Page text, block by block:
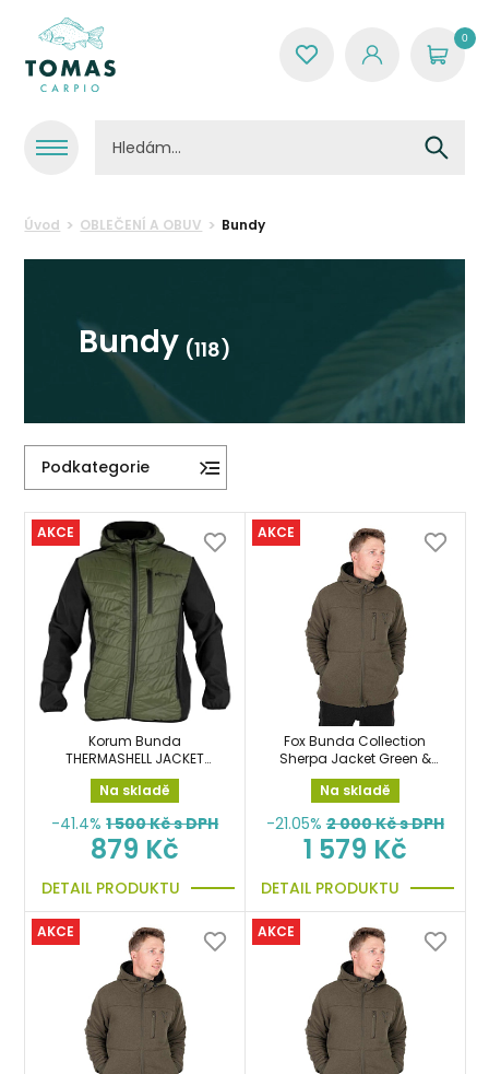
0
Úvod OBLEČENÍ A OBUV Bundy
Bundy (118)
Podkategorie
AKCE
Korum Bunda
THERMASHELL JACKET
vel.XXL
Na skladě
-41.4% 1 500Kč s DPH
879 Kč
DETAIL PRODUKTU
AKCE
Fox Bunda Collection
Sherpa Jacket Green &
Black vel.L
Na skladě
-21.05% 2 000Kč s DPH
1 579 Kč
DETAIL PRODUKTU
AKCE AKCE